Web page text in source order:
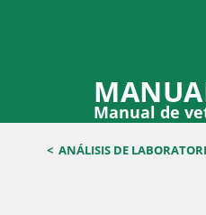
Manual de
< ANÁLISIS DE